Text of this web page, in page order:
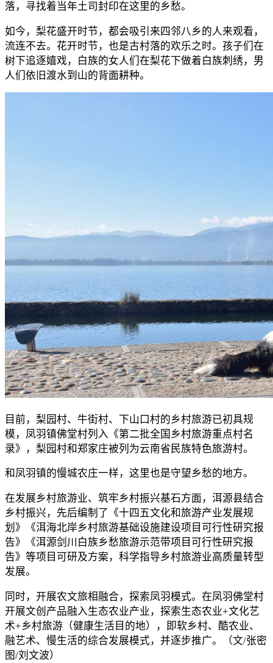
落，寻找着当年土司封印在这里的乡愁。
如今，梨花盛开时节，都会吸引来四邻八乡的人来观看，
流连不去。花开时节，也是古村落的欢乐之时。孩子们在
树下追逐嬉戏，白族的女人们在梨花下做着白族刺绣，男
人们依旧渡水到山的背面耕种。
目前，梨园村、牛街村、下山口村的乡村旅游已初具规
模，凤羽镇佛堂村列入《第二批全国乡村旅游重点村名
录》，梨园村和郑家庄被列为云南省民族特色旅游村。
和凤羽镇的慢城农庄一样，这里也是守望乡愁的地方。
在发展乡村旅游业、筑牢乡村振兴基石方面，洱源县结合
乡村振兴，先后编制了《十四五文化和旅游产业发展规
划》《洱海北岸乡村旅游基础设施建设项目可行性研究报
告》《洱源剑川白族乡愁旅游示范带项目可行性研究报
告》等项目可研及方案，科学指导乡村旅游业高质量转型
发展。
同时，开展农文旅相融合，探索凤羽模式。在凤羽佛堂村
开展文创产品融入生态农业产业，探索生态农业+文化艺
术+乡村旅游（健康生活目的地），即软乡村、酷农业、
融艺术、慢生活的综合发展模式，并逐步推广。（文/张密
图/刘文波）